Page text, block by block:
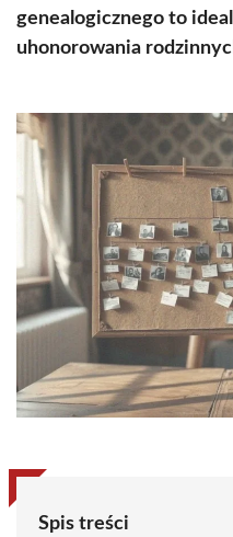
genealogicznego to
uhonorowania
Spis treści